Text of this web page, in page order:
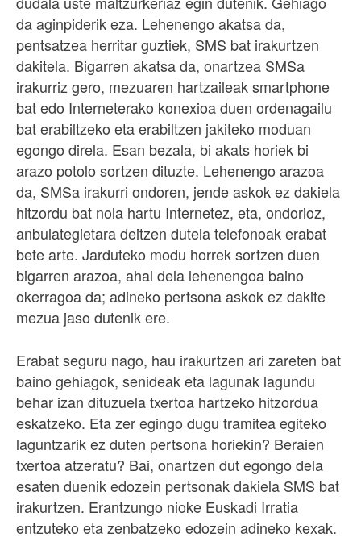
da aginpiderik eza. Lehenengo akatsa da,
pentsatzea herritar guztiek, SMS bat irakurtzen
dakitela. Bigarren akatsa da, onartzea SMSa
irakurriz gero, mezuaren hartzaileak smartphone
bat edo Interneterako konexioa duen ordenagailu
bat erabiltzeko eta erabiltzen jakiteko moduan
egongo direla. Esan bezala, bi akats horiek bi
arazo potolo sortzen dituzte. Lehenengo arazoa
da, SMSa irakurri ondoren, jende askok ez dakiela
hitzordu bat nola hartu Internetez, eta, ondorioz,
anbulategietara deitzen dutela telefonoak erabat
bete arte. Jarduteko modu horrek sortzen duen
bigarren arazoa, ahal dela lehenengoa baino
okerragoa da; adineko pertsona askok ez dakite
mezua jaso dutenik ere.
Erabat seguru nago, hau irakurtzen ari zareten bat
baino gehiagok, senideak eta lagunak lagundu
behar izan dituzuela txertoa hartzeko hitzordua
eskatzeko. Eta zer egingo dugu tramitea egiteko
laguntzarik ez duten pertsona horiekin? Beraien
txertoa atzeratu? Bai, onartzen dut egongo dela
esaten duenik edozein pertsonak dakiela SMS bat
irakurtzen. Erantzungo nioke Euskadi Irratia
entzuteko eta zenbatzeko edozein adineko kexak.